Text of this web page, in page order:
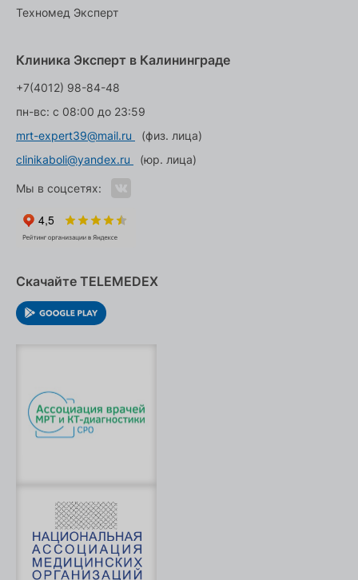
Техномед Эксперт
Клиника Эксперт в Калининграде
+7(4012) 98-84-48
пн-вс: с 08:00 до 23:59
mrt-expert39@mail.ru
(физ. лица)
clinikaboli@yandex.ru
(юр. лица)
Мы в соцсетях:
Скачайте TELEMEDEX